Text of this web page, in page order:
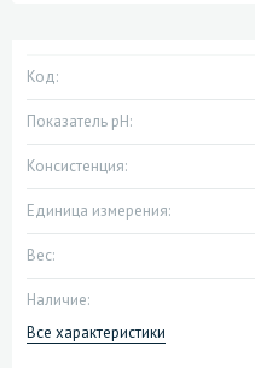
Код:
Показатель pH:
Консистенция:
Единица измерения:
Вес:
Наличие:
Все характеристики